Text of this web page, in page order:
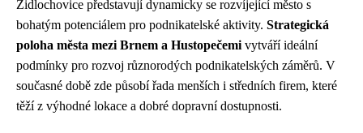
Židlochovice představují dynamicky se rozvíjející město s
bohatým potenciálem pro podnikatelské aktivity. Strategická
poloha města mezi Brnem a Hustopečemi vytváří ideální
podmínky pro rozvoj různorodých podnikatelských záměrů. V
současné době zde působí řada menších i středních firem, které
těží z výhodné lokace a dobré dopravní dostupnosti.